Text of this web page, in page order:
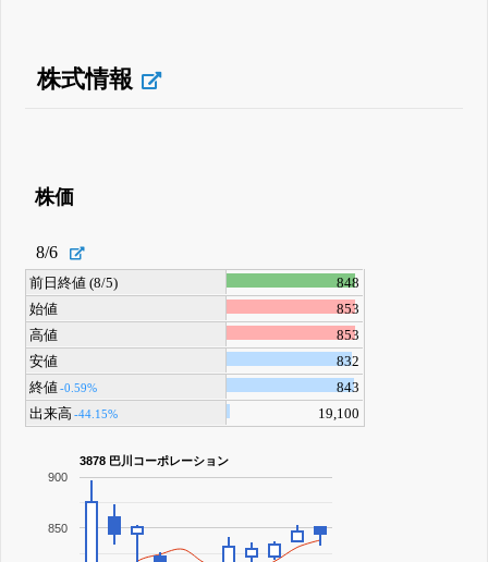
株式情報
株価
8/6
前日終値 (8/5)
848
始値
853
高値
853
安値
832
終値-0.59%
843
出来高 -44.15% 19,100
3878 巴川コーポレーション
850
900